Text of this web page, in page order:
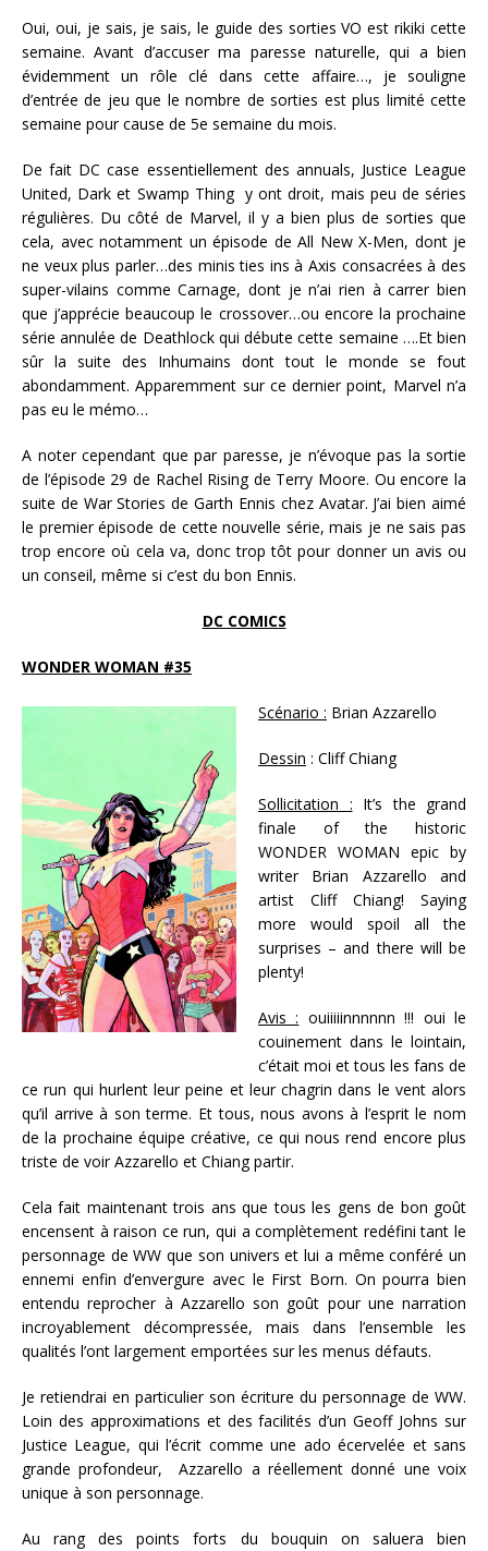
Oui, oui, je sais, je sais, le guide des sorties VO est rikiki cette
semaine. Avant d’accuser ma paresse naturelle, qui a bien
évidemment un rôle clé dans cette affaire…, je souligne
d’entrée de jeu que le nombre de sorties est plus limité cette
semaine pour cause de 5e semaine du mois.
De fait DC case essentiellement des annuals, Justice League
United, Dark et Swamp Thing y ont droit, mais peu de séries
régulières. Du côté de Marvel, il y a bien plus de sorties que
cela, avec notamment un épisode de All New X-Men, dont je
ne veux plus parler…des minis ties ins à Axis consacrées à des
super-vilains comme Carnage, dont je n’ai rien à carrer bien
que j’apprécie beaucoup le crossover…ou encore la prochaine
série annulée de Deathlock qui débute cette semaine ….Et bien
sûr la suite des Inhumains dont tout le monde se fout
abondamment. Apparemment sur ce dernier point, Marvel n’a
pas eu le mémo…
A noter cependant que par paresse, je n’évoque pas la sortie
de l’épisode 29 de Rachel Rising de Terry Moore. Ou encore la
suite de War Stories de Garth Ennis chez Avatar. J’ai bien aimé
le premier épisode de cette nouvelle série, mais je ne sais pas
trop encore où cela va, donc trop tôt pour donner un avis ou
un conseil, même si c’est du bon Ennis.
DC COMICS
WONDER WOMAN #35
Scénario : Brian Azzarello
Dessin : Cliff Chiang
Sollicitation : It’s the grand
finale of the historic
WONDER WOMAN epic by
writer Brian Azzarello and
artist Cliff Chiang! Saying
more would spoil all the
surprises – and there will be
plenty!
Avis : ouiiiiinnnnnn !!! oui le
couinement dans le lointain,
c’était moi et tous les fans de
ce run qui hurlent leur peine et leur chagrin dans le vent alors
qu’il arrive à son terme. Et tous, nous avons à l’esprit le nom
de la prochaine équipe créative, ce qui nous rend encore plus
triste de voir Azzarello et Chiang partir.
Cela fait maintenant trois ans que tous les gens de bon goût
encensent à raison ce run, qui a complètement redéfini tant le
personnage de WW que son univers et lui a même conféré un
ennemi enfin d’envergure avec le First Born. On pourra bien
entendu reprocher à Azzarello son goût pour une narration
incroyablement décompressée, mais dans l’ensemble les
qualités l’ont largement emportées sur les menus défauts.
Je retiendrai en particulier son écriture du personnage de WW.
Loin des approximations et des facilités d’un Geoff Johns sur
Justice League, qui l’écrit comme une ado écervelée et sans
grande profondeur, Azzarello a réellement donné une voix
unique à son personnage.
Au rang des points forts du bouquin on saluera bien